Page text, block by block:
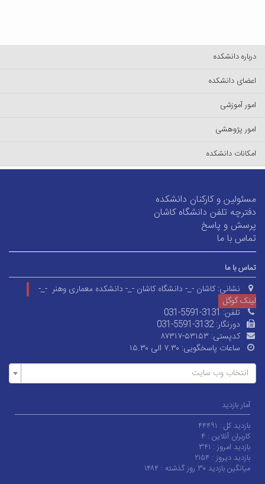
درباره دانشکده
اعضای دانشکده
امور آموزشی
امور پژوهشی
امکانات دانشکده
مسئولین و کارکنان دانشکده
دفترچه تلفن دانشگاه کاشان
پرسش و پاسخ
تماس با ما
تماس با ما
نشانی: کاشان -_- دانشگاه کاشان -_- دانشکده معماری وهنر -_-
لینک گوگل
تلفن:031-5591-3131
دورنگار:031-5591-3132
کدپستی: ۸۷۳۱۷-۵۳۱۵۳
ساعات پاسخگویی: ۷.۳۰ الی ۱۵.۳۰
انتخاب وب سایت
آمار بازدید
بازدید کل : ۴۴۴۹۱
کاربران آنلاین : ۴
بازدید امروز : ۳۴۱
بازدید دیروز : ۲۱۵۴
میانگین بازدید ۳۰ روز گذشته :
۱۴۸۴